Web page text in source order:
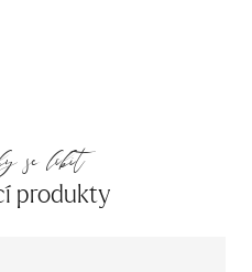
se líbit
produkty